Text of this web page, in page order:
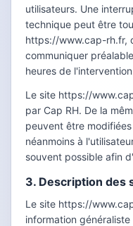
utilisateurs. Une
technique peut être
https://www.cap-rh.fr,
communiquer
heures de
Le site https://
par Cap RH. De la
peuvent être
néanmoins à
souvent possible afin
3. Description des
Le site https://
information